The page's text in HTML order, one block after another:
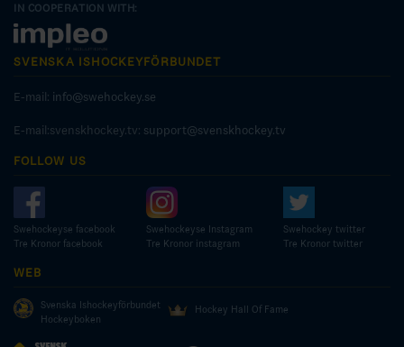
IN COOPERATION WITH:
SVENSKA ISHOCKEYFÖRBUNDET
E-mail: info@swehockey.se
E-mail:svenskhockey.tv: support@svenskhockey.tv
FOLLOW US
Swehockeyse facebook
Tre Kronor facebook
Swehockeyse Instagram
Tre Kronor instagram
Swehockey twitter
Tre Kronor twitter
WEB
Svenska Ishockeyförbundet
Hockeyboken
Hockey Hall Of Fame